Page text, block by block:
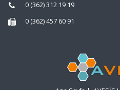
0 (362) 312 19 19
0 (362) 457 60 91